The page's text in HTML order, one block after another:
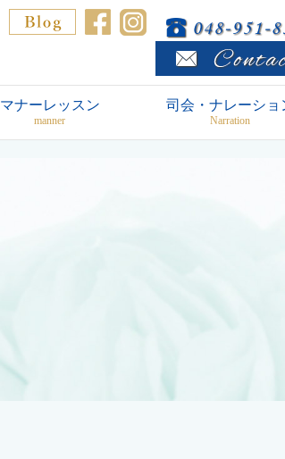
マナーレッスン
manner
司会・ナレーショ
Narration